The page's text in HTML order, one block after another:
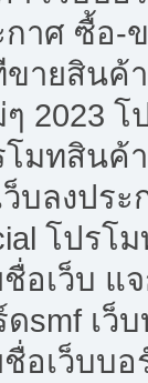
กาศ ซื้อ-
ขายสินค้
ๆ 2023
โมทสินค้
ว็บลงปร
โปรโ
อเว็บ แ
ดsmf เว็
ชื่อเว็บบ